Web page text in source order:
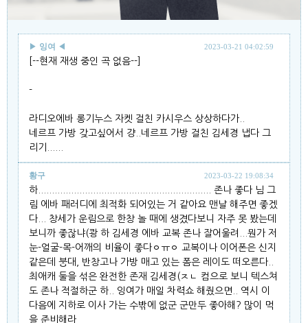
▶ 잉여 ◀ 2023-03-21 04:02:59
[--현재 재생 중인 곡 없음--]
-
라디오에바 롱기누스 자켓 걸친 카시우스 상상하다가..
네르프 가방 갖고싶어서 걍..네르프 가방 걸친 김세경 냅다 그
리기......
황구 2023-03-22 19:08:34
하............................................................... 존나 좋다 님 그
림 에바 패러디에 최적화 되어있는 거 같아요 맨날 해주면 좋겠
다... 창세가 운림으로 한창 놀 때에 생겼다보니 자주 못 봤는데
보니까 좋잖냐(쾅 하 김세경 에바 교복 존나 잘어울려...뭔가 저
눈-얼굴-목-어깨의 비율이 좋다ㅇㅠㅇ 교복이나 이어폰은 신지
같은데 붕대, 반창고나 가방 매고 있는 폼은 레이도 떠오른다..
최애캐 둘을 섞은 완전한 존재 김세경(ㅈㄴ 컴으로 보니 텍스쳐
도 존나 적절하군 하.. 잉여가 매일 차력쇼 해줬으면.. 역시 이
다음에 지하로 이사 가는 수밖에 없군 군만두 좋아해? 많이 먹
을 준비해라